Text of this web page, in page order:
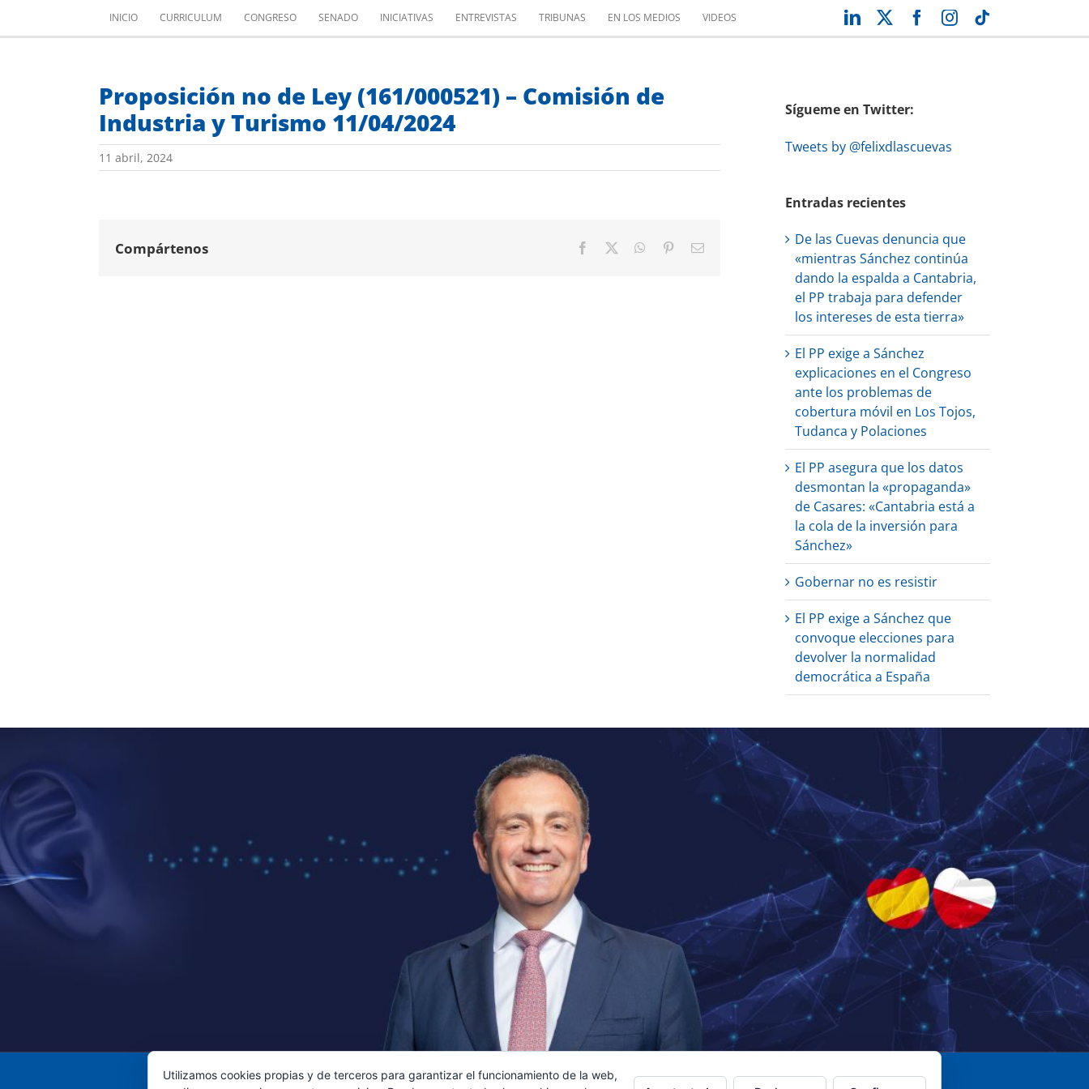
INICIO CURRICULUM CONGRESO SENADO INICIATIVAS ENTREVISTAS TRIBUNAS EN LOS MEDIOS VIDEOS LinkedIn Facebook
Instagram
Proposición no de Ley (161/000521) – Comisión de
Industria y Turismo 11/04/2024
11 abril, 2024
Compártenos Facebook WhatsApp
PinterestCorreo
Sígueme en Twitter:
Tweets by @felixdlascuevas
Entradas recientes
De las Cuevas denuncia que
«mientras Sánchez continúa
dando la espalda a Cantabria,
el PP trabaja para defender
los intereses de esta tierra»
El PP exige a Sánchez
explicaciones en el Congreso
ante los problemas de
cobertura móvil en Los Tojos,
Tudanca y Polaciones
El PP asegura que los datos
desmontan la «propaganda»
de Casares: «Cantabria está a
la cola de la inversión para
Sánchez»
Gobernar no es resistir
El PP exige a Sánchez que
convoque elecciones para
devolver la normalidad
democrática a España
Utilizamos cookies propias y de terceros para garantizar el funcionamiento de la web,